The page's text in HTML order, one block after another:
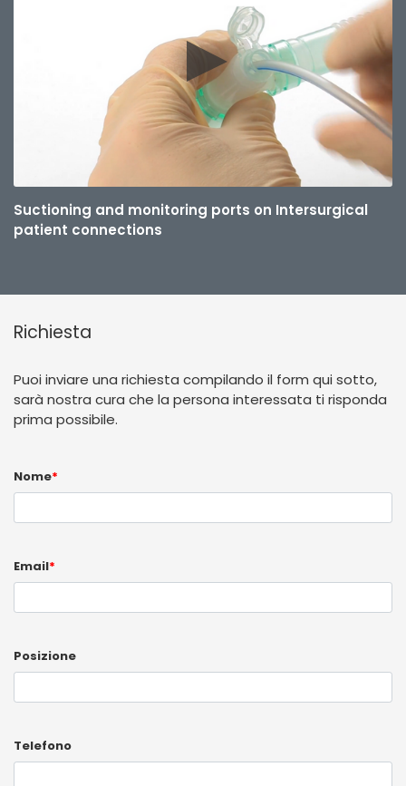
Suctioning and monitoring ports on Intersurgical
patient connections
Richiesta
Puoi inviare una richiesta compilando il form qui sotto,
sarà nostra cura che la persona interessata ti risponda
prima possibile.
Nome*
Email*
Posizione
Telefono